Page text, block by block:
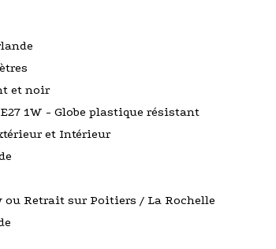
et noir
1W - Globe plastique résistant
et Intérieur
ou Retrait sur Poitiers / La Rochelle